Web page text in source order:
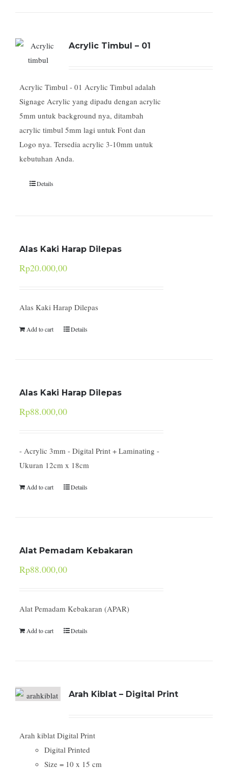
Acrylic Timbul – 01
Acrylic Timbul - 01 Acrylic Timbul adalah
Signage Acrylic yang dipadu dengan acrylic
5mm untuk background nya, ditambah
acrylic timbul 5mm lagi untuk Font dan
Logo nya. Tersedia acrylic 3-10mm untuk
kebutuhan Anda.
Details
Alas Kaki Harap Dilepas
Rp20.000,00
Alas Kaki Harap Dilepas
Add to cart Details
Alas Kaki Harap Dilepas
Rp88.000,00
- Acrylic 3mm - Digital Print + Laminating -
Ukuran 12cm x 18cm
Add to cart Details
Alat Pemadam Kebakaran
Rp88.000,00
Alat Pemadam Kebakaran (APAR)
Add to cart Details
Arah Kiblat – Digital Print
Arah kiblat Digital Print
Digital Printed
Size = 10 x 15 cm